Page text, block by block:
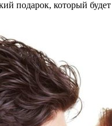
подарок, который